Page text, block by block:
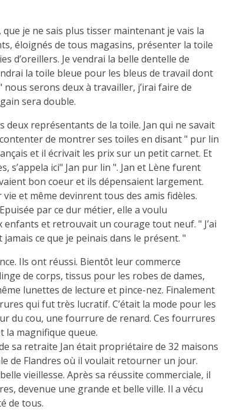
que je ne sais plus tisser maintenant je vais la
éloignés de tous magasins, présenter la toile
d’oreillers. Je vendrai la belle dentelle de
la toile bleue pour les bleus de travail dont
serons deux à travailler, j’irai faire de
sera double.
représentants de la toile. Jan qui ne savait
de montrer ses toiles en disant " pur lin
et il écrivait les prix sur un petit carnet. Et
s’appela ici" Jan pur lin ". Jan et Lène furent
bon coeur et ils dépensaient largement.
et même devinrent tous des amis fidèles.
par ce dur métier, elle a voulu
et retrouvait un courage tout neuf. " J’ai
ce que je peinais dans le présent. "
Ils ont réussi. Bientôt leur commerce
de corps, tissus pour les robes de dames,
lunettes de lecture et pince-nez. Finalement
qui fut très lucratif. C’était la mode pour les
du cou, une fourrure de renard. Ces fourrures
la magnifique queue.
sa retraite Jan était propriétaire de 32 maisons
de Flandres où il voulait retourner un jour.
vieillesse. Après sa réussite commerciale, il
devenue une grande et belle ville. Il a vécu
de tous.